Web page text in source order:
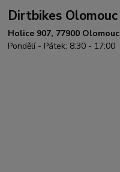
Dirtbikes Olomouc
Holice 907, 77900 Olomouc
Pondělí - Pátek: 8:30 - 17:00